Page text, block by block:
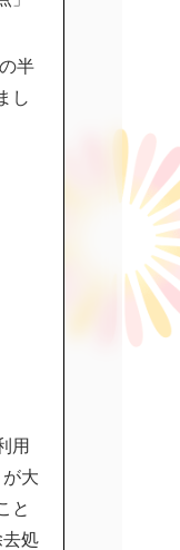
半
し
用
大
と
処